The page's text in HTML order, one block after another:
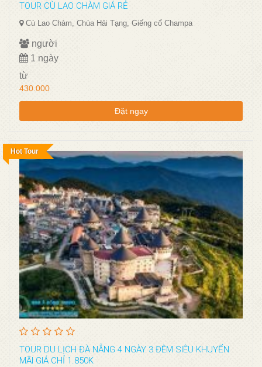
TOUR CÙ LAO CHÀM GIÁ RẺ
Cù Lao Chàm, Chùa Hải Tạng, Giếng cổ Champa
người
1 ngày
từ
430.000
Đặt ngay
Hot Tour
TOUR DU LỊCH ĐÀ NẴNG 4 NGÀY 3 ĐÊM SIÊU KHUYẾN
MÃI GIÁ CHỈ 1.850K